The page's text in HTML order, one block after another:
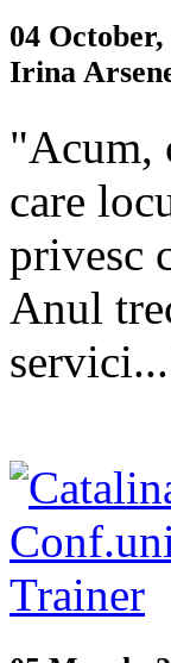
04 October,
Irina
"Acum,
care
privesc
Anul